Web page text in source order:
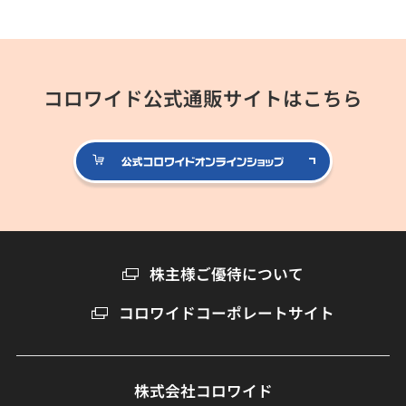
コロワイド公式通販サイトはこちら
公式コロ
株主様ご優待について
コロワイドコーポレートサイト
株式会社コロワイド